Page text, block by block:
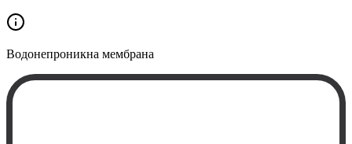
Водонепроникна мембрана